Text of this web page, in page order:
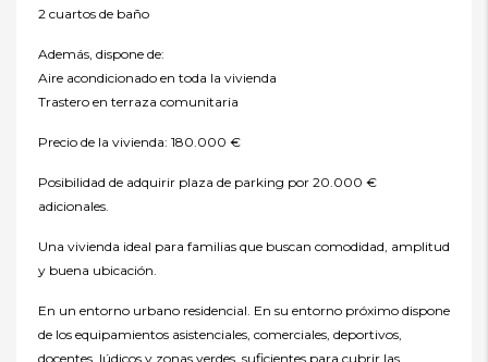
2 cuartos de baño
Además, dispone de:
Aire acondicionado en toda la vivienda
Trastero en terraza comunitaria
Precio de la vivienda: 180.000 €
Posibilidad de adquirir plaza de parking por 20.000 €
adicionales.
Una vivienda ideal para familias que buscan comodidad, amplitud
y buena ubicación.
En un entorno urbano residencial. En su entorno próximo dispone
de los equipamientos asistenciales, comerciales, deportivos,
docentes, lúdicos y zonas verdes, suficientes para cubrir las